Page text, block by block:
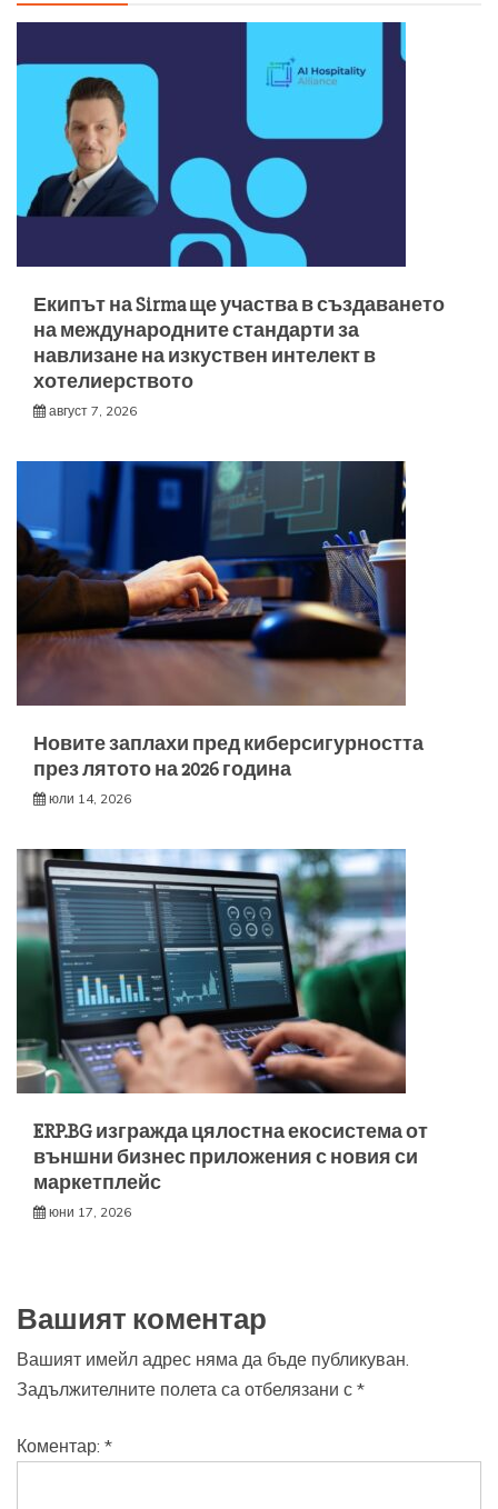
Екипът на Sirma ще участва в създаването
на международните стандарти за
навлизане на изкуствен интелект в
хотелиерството
август 7, 2026
Новите заплахи пред киберсигурността
през лятото на 2026 година
юли 14, 2026
ERP.BG изгражда цялостна екосистема от
външни бизнес приложения с новия си
маркетплейс
юни 17, 2026
Вашият коментар
Вашият имейл адрес няма да бъде публикуван.
Задължителните полета са отбелязани с *
Коментар: *